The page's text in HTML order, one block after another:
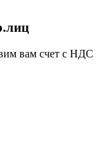
вам счет с НДС